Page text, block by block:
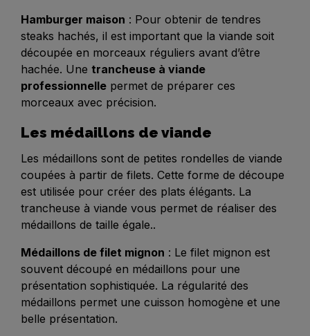
Hamburger maison : Pour obtenir de tendres
steaks hachés, il est important que la viande soit
découpée en morceaux réguliers avant d’être
hachée. Une trancheuse à viande
professionnelle permet de préparer ces
morceaux avec précision.
Les médaillons de viande
Les médaillons sont de petites rondelles de viande
coupées à partir de filets. Cette forme de découpe
est utilisée pour créer des plats élégants. La
trancheuse à viande vous permet de réaliser des
médaillons de taille égale..
Médaillons de filet mignon : Le filet mignon est
souvent découpé en médaillons pour une
présentation sophistiquée. La régularité des
médaillons permet une cuisson homogène et une
belle présentation.